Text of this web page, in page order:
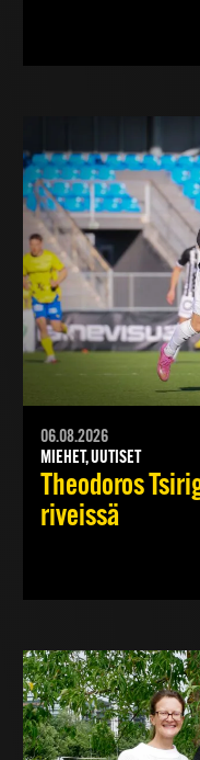
06.08.2026
MIEHET, UUTISET
Theodoros
riveissä